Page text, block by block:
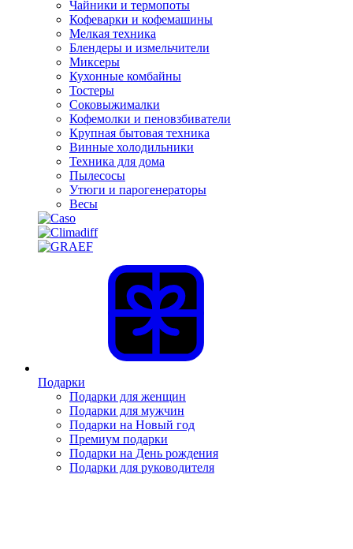
Чайники и термопоты
Кофеварки и кофемашины
Мелкая техника
Блендеры и измельчители
Миксеры
Кухонные комбайны
Тостеры
Соковыжималки
Кофемолки и пеновзбиватели
Крупная бытовая техника
Винные холодильники
Техника для дома
Пылесосы
Утюги и парогенераторы
Весы
Подарки
Подарки для женщин
Подарки для мужчин
Подарки на Новый год
Премиум подарки
Подарки на День рождения
Подарки для руководителя